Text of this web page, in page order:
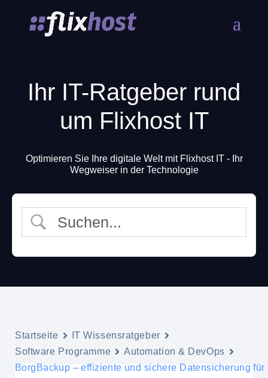
Ihr IT-Ratgeber rund
um Flixhost IT
Optimieren Sie Ihre digitale Welt mit Flixhost IT - Ihr
Wegweiser in der Technologie
Startseite
IT Wissensratgeber
Software Programme
Automation & DevOps
BorgBackup – effiziente und sichere Datensicherung für